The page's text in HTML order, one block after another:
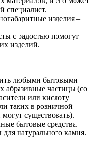
специалист.
изделия –
с радостью помогут
изделий.
любыми бытовыми
абразивные частицы (со
или кислоту
таких в розничной
существовать).
бытовые средства,
натурального камня.